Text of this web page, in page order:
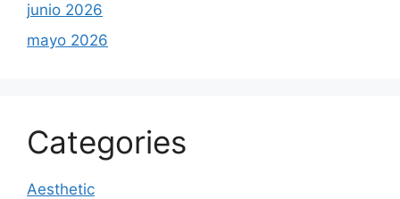
junio 2026
mayo 2026
Categories
Aesthetic